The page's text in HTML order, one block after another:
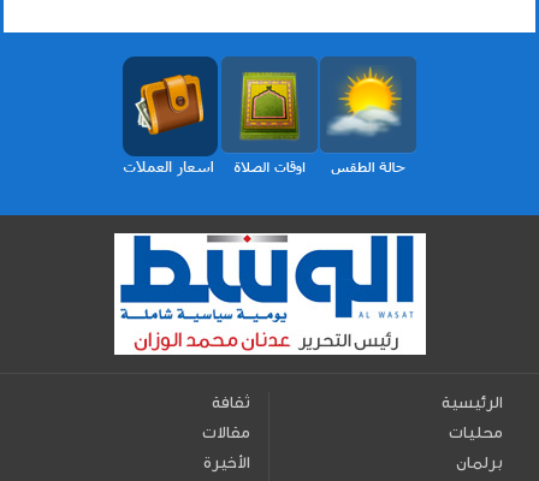
الرئيسية
محليات
برلمان
ثقافة
مقالات
الأخيرة